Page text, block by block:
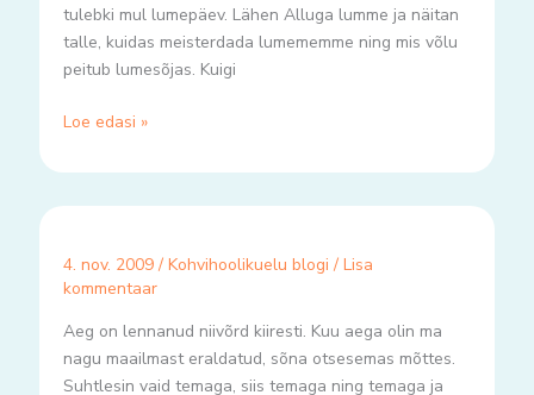
tulebki mul lumepäev. Lähen Alluga lumme ja näitan
talle, kuidas meisterdada lumememme ning mis võlu
peitub lumesõjas. Kuigi
Loe edasi »
4. nov. 2009 / Kohvihoolikuelu blogi / Lisa
kommentaar
Aeg on lennanud niivõrd kiiresti. Kuu aega olin ma
nagu maailmast eraldatud, sõna otsesemas mõttes.
Suhtlesin vaid temaga, siis temaga ning temaga ja